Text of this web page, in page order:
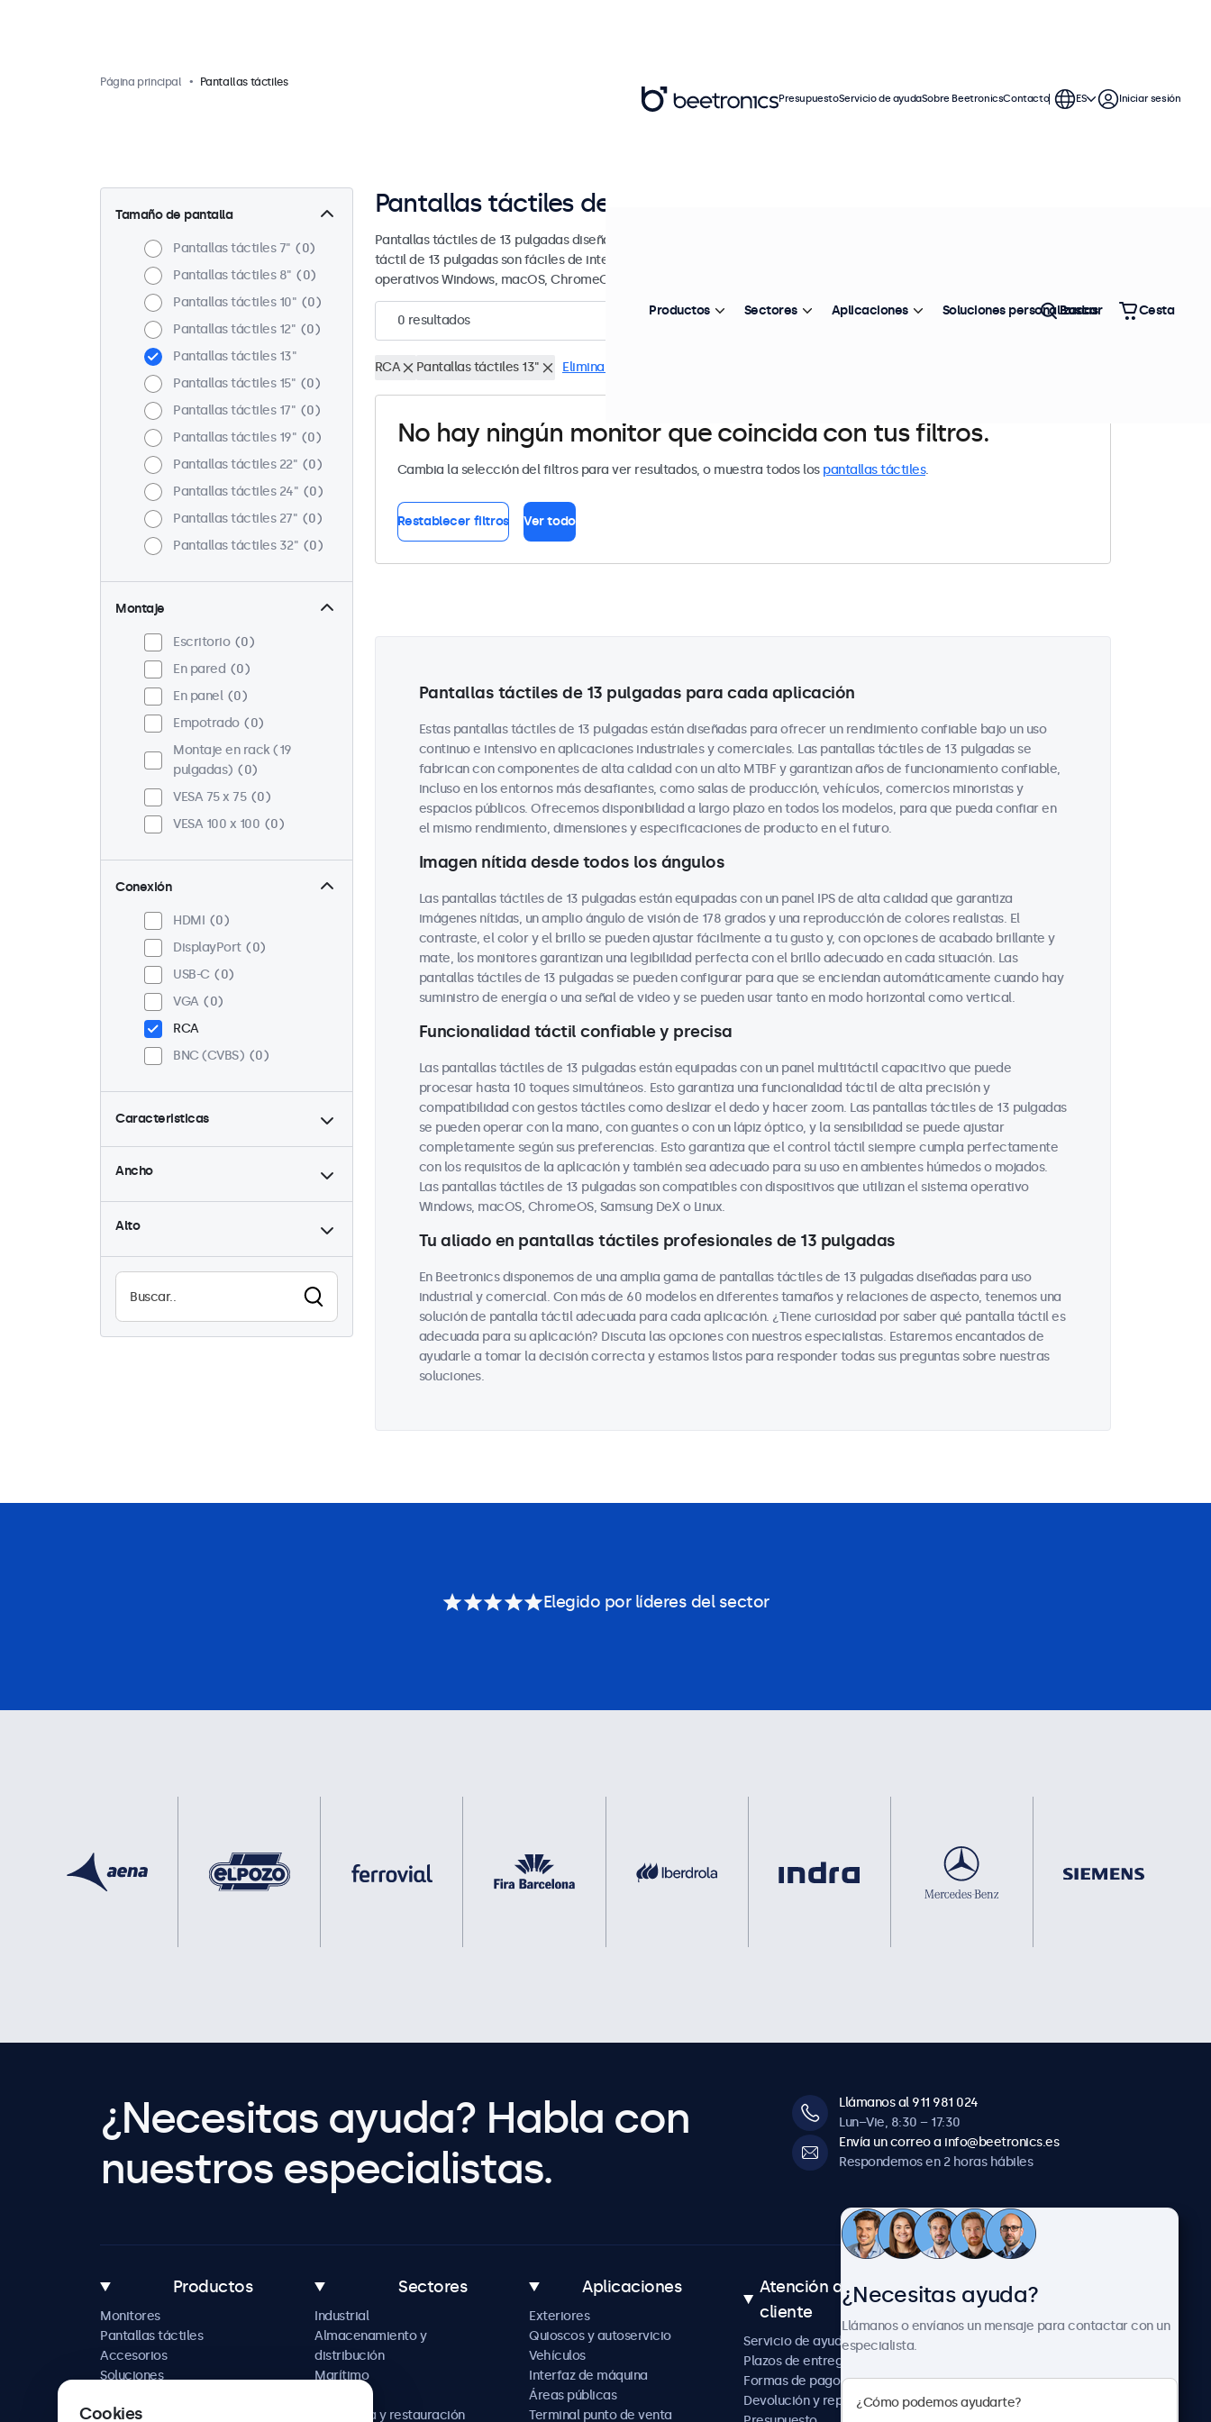
Página principal Pantallas táctiles
Tamaño de pantalla
Pantallas táctiles 7"
0
Pantallas táctiles 8"
0
Pantallas táctiles 10"
0
Pantallas táctiles 12"
0
Pantallas táctiles 13"
Pantallas táctiles 15"
0
Pantallas táctiles 17"
0
Pantallas táctiles 19"
0
Pantallas táctiles 22"
0
Pantallas táctiles 24"
0
Pantallas táctiles 27"
0
Pantallas táctiles 32"
0
Montaje
Escritorio
0
En pared
0
En panel
0
Empotrado
0
Montaje en rack (19
pulgadas)
0
VESA 75 x 75
0
VESA 100 x 100
0
Conexión
HDMI
0
DisplayPort
0
USB-C
0
VGA
0
RCA
BNC (CVBS)
0
Caracteristicas
4:3 / 5:4
0
Ajuste de brillo
0
Legible a la luz del sol
0
A prueba de polvo (IP65)
0
Ancho
Alto
Pantallas táctiles de 13 pulgadas
Pantallas táctiles de 13 pulgadas diseñada para uso profesional y uso continuo. Estos monitores con pantalla
táctil de 13 pulgadas son fáciles de integrar en cualquier contexto y son compatibles con los sistemas
operativos Windows, macOS, ChromeOS y Linux.
0 resultados Top ventas
RCA Pantallas táctiles 13" Eliminar selección
No hay ningún monitor que coincida con tus filtros.
Cambia la selección del filtros para ver resultados, o muestra todos los pantallas táctiles.
Restablecer filtros Ver todo
Pantallas táctiles de 13 pulgadas para cada aplicación
Estas pantallas táctiles de 13 pulgadas están diseñadas para ofrecer un rendimiento confiable bajo un uso
continuo e intensivo en aplicaciones industriales y comerciales. Las pantallas táctiles de 13 pulgadas se
fabrican con componentes de alta calidad con un alto MTBF y garantizan años de funcionamiento confiable,
incluso en los entornos más desafiantes, como salas de producción, vehículos, comercios minoristas y
espacios públicos. Ofrecemos disponibilidad a largo plazo en todos los modelos, para que pueda confiar en
el mismo rendimiento, dimensiones y especificaciones de producto en el futuro.
Imagen nítida desde todos los ángulos
Las pantallas táctiles de 13 pulgadas están equipadas con un panel IPS de alta calidad que garantiza
imágenes nítidas, un amplio ángulo de visión de 178 grados y una reproducción de colores realistas. El
contraste, el color y el brillo se pueden ajustar fácilmente a tu gusto y, con opciones de acabado brillante y
mate, los monitores garantizan una legibilidad perfecta con el brillo adecuado en cada situación. Las
pantallas táctiles de 13 pulgadas se pueden configurar para que se enciendan automáticamente cuando hay
suministro de energía o una señal de video y se pueden usar tanto en modo horizontal como vertical.
Funcionalidad táctil confiable y precisa
Las pantallas táctiles de 13 pulgadas están equipadas con un panel multitáctil capacitivo que puede
procesar hasta 10 toques simultáneos. Esto garantiza una funcionalidad táctil de alta precisión y
compatibilidad con gestos táctiles como deslizar el dedo y hacer zoom. Las pantallas táctiles de 13 pulgadas
se pueden operar con la mano, con guantes o con un lápiz óptico, y la sensibilidad se puede ajustar
completamente según sus preferencias. Esto garantiza que el control táctil siempre cumpla perfectamente
con los requisitos de la aplicación y también sea adecuado para su uso en ambientes húmedos o mojados.
Las pantallas táctiles de 13 pulgadas son compatibles con dispositivos que utilizan el sistema operativo
Windows, macOS, ChromeOS, Samsung DeX o Linux.
Tu aliado en pantallas táctiles profesionales de 13 pulgadas
En Beetronics disponemos de una amplia gama de pantallas táctiles de 13 pulgadas diseñadas para uso
industrial y comercial. Con más de 60 modelos en diferentes tamaños y relaciones de aspecto, tenemos una
solución de pantalla táctil adecuada para cada aplicación. ¿Tiene curiosidad por saber qué pantalla táctil es
adecuada para su aplicación? Discuta las opciones con nuestros especialistas. Estaremos encantados de
ayudarle a tomar la decisión correcta y estamos listos para responder todas sus preguntas sobre nuestras
soluciones.
PresupuestoServicio de ayudaSobre BeetronicsContacto ES Iniciar sesión
Productos Sectores Aplicaciones Soluciones personalizadas
Buscar Cesta
Elegido por líderes del sector
¿Necesitas ayuda? Habla con
nuestros especialistas.
Llámanos al 911 981 024
Lun–Vie, 8:30 – 17:30
Envía un correo a info@beetronics.es
Respondemos en 2 horas hábiles
Productos
Monitores
Pantallas táctiles
Accesorios
Soluciones
Sectores
Industrial
Almacenamiento y
distribución
Marítimo
Hostelería y restauración
Aplicaciones
Exteriores
Quioscos y autoservicio
Vehículos
Interfaz de máquina
Áreas públicas
Terminal punto de venta
Atención al
cliente
Servicio de ayuda
Plazos de entrega
Formas de pago
Devolución y reparación
Sobre Beetronics
Trabaja con nosotros
Términos y Condiciones
¿Necesitas ayuda?
Llámanos o envíanos un mensaje para contactar con un
especialista.
Cookies